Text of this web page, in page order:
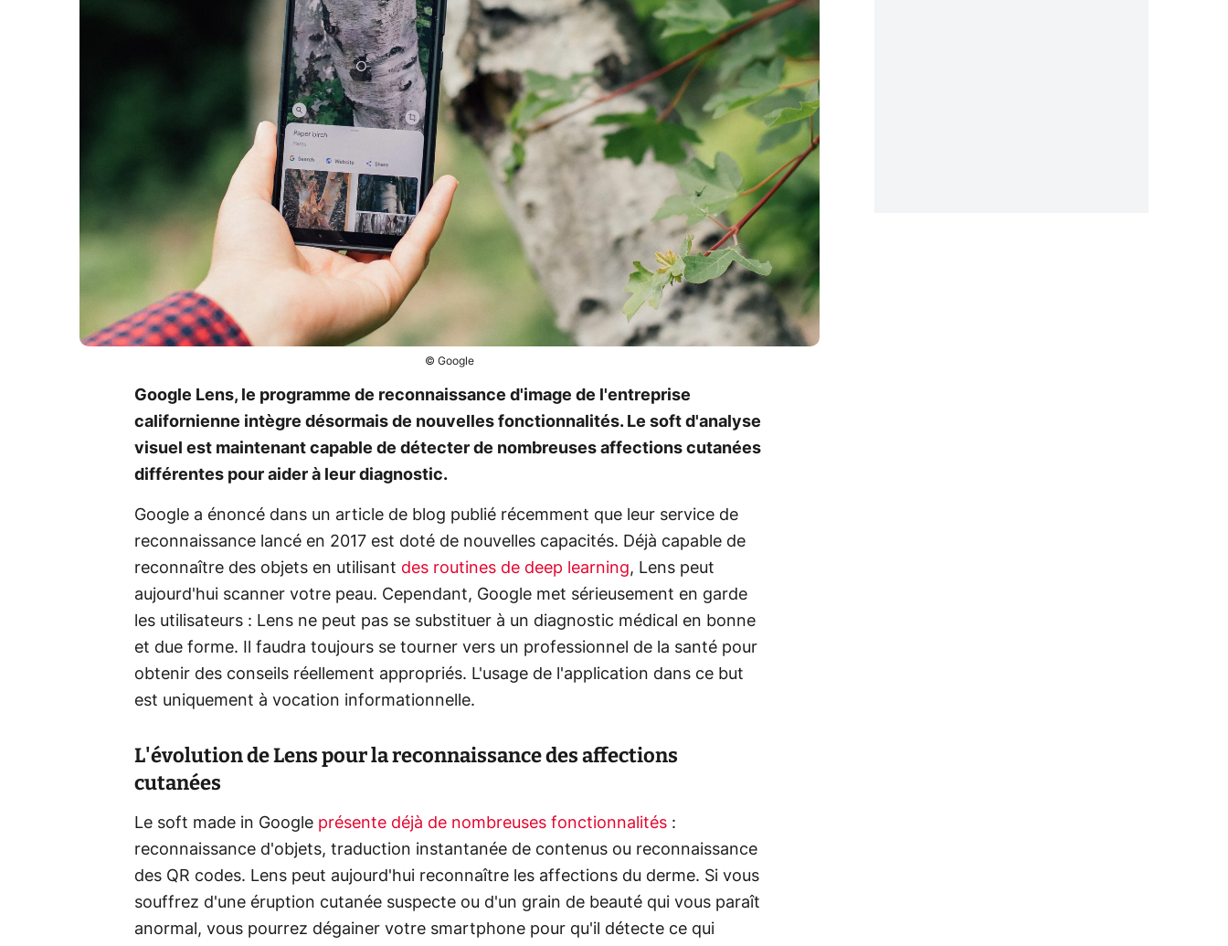
© Google
Google Lens, le programme de reconnaissance d'image de l'entreprise
californienne intègre désormais de nouvelles fonctionnalités. Le soft d'analyse
visuel est maintenant capable de détecter de nombreuses affections cutanées
différentes pour aider à leur diagnostic.
Google a énoncé dans un article de blog publié récemment que leur service de
reconnaissance lancé en 2017 est doté de nouvelles capacités. Déjà capable de
reconnaître des objets en utilisant des routines de deep learning, Lens peut
aujourd'hui scanner votre peau. Cependant, Google met sérieusement en garde
les utilisateurs : Lens ne peut pas se substituer à un diagnostic médical en bonne
et due forme. Il faudra toujours se tourner vers un professionnel de la santé pour
obtenir des conseils réellement appropriés. L'usage de l'application dans ce but
est uniquement à vocation informationnelle.
L'évolution de Lens pour la reconnaissance des affections
cutanées
Le soft made in Google présente déjà de nombreuses fonctionnalités :
reconnaissance d'objets, traduction instantanée de contenus ou reconnaissance
des QR codes. Lens peut aujourd'hui reconnaître les affections du derme. Si vous
souffrez d'une éruption cutanée suspecte ou d'un grain de beauté qui vous paraît
anormal, vous pourrez dégainer votre smartphone pour qu'il détecte ce qui